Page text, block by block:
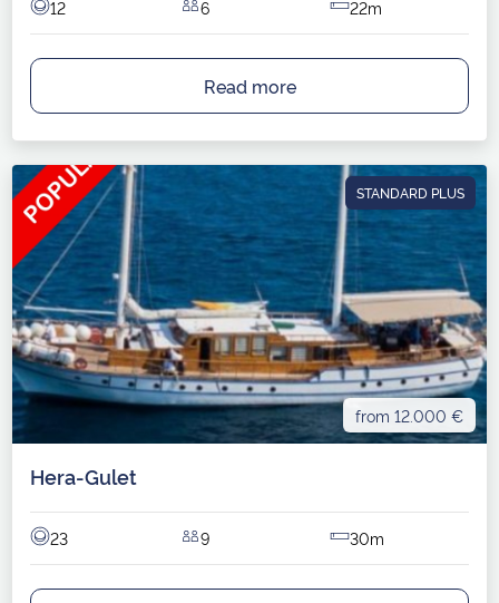
12 6 22m
Read more
STANDARD PLUS
from 12.000 €
Hera-Gulet
23 9 30m